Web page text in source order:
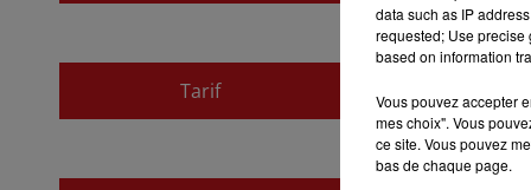
Tarif Gratuit
data such as IP
requested; Use precise
based on information
Vous pouvez accepter
mes choix". Vous
ce site. Vous pouvez
bas de chaque page.